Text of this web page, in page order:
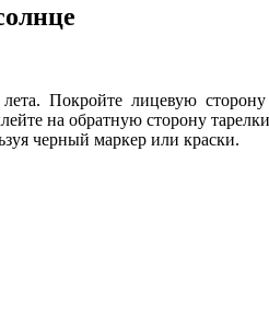
Покройте лицевую
на обратную сторону
черный маркер или краски.